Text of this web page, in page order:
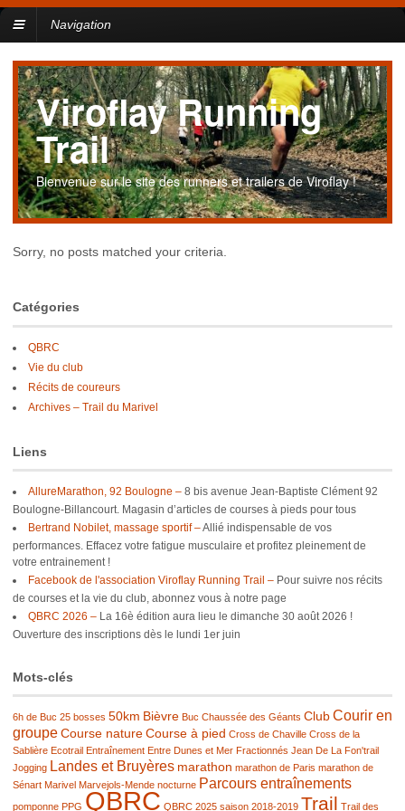
Navigation
Viroflay Running
Trail
Bienvenue sur le site des runners et trailers de Viroflay !
Sorry, no posts matched your criteria.
Catégories
QBRC
Vie du club
Récits de coureurs
Archives – Trail du Marivel
Liens
AllureMarathon, 92 Boulogne – 8 bis avenue Jean-Baptiste Clément 92
Boulogne-Billancourt. Magasin d’articles de courses à pieds pour tous
Bertrand Nobilet, massage sportif –Allié indispensable de vos
performances. Effacez votre fatigue musculaire et profitez pleinement de
votre entrainement !
Facebook de l'association Viroflay Running Trail – Pour suivre nos récits
de courses et la vie du club, abonnez vous à notre page
QBRC 2026 – La 16è édition aura lieu le dimanche 30 août 2026 !
Ouverture des inscriptions dès le lundi 1er juin
Mots-clés
6h de Buc 25 bosses 50km Bièvre Buc Chaussée des Géants ClubCourir en
groupeCourse natureCourse à pied Cross de Chaville Cross de la
Sablière Ecotrail Entraînement Entre Dunes et Mer Fractionnés Jean De La Fon'trail
Jogging Landes et Bruyères marathon marathon de Paris marathon de
Sénart Marivel Marvejols-Mende nocturne Parcours entraînements
pomponne PPG QBRC QBRC 2025 saison 2018-2019 Trail Trail des